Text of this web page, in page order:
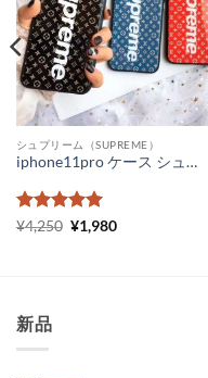
シュプリーム（SUPREME）
iphone11pro ケース シュプリーム ルイヴィトン iPhone11 ケース メンズ ガラス lv supreme iphone xr ケース ペアルック
5段階中5の
¥4,250 元
¥1,980現
新品